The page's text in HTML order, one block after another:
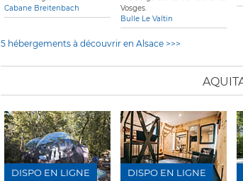
Cabane Breitenbach
Vosges.
Bulle Le Valtin
5 hébergements à découvrir en Alsace >>>
DISPO EN LIGNE DISPO EN LIGNE